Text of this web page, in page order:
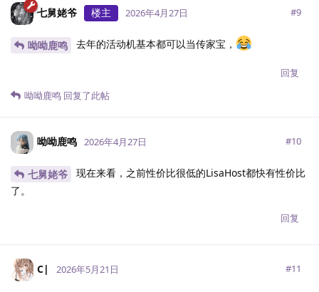
七舅姥爷 楼主 2026年4月27日 #9
呦呦鹿鸣 去年的活动机基本都可以当传家宝，
回复
呦呦鹿鸣 回复了此帖
呦呦鹿鸣 2026年4月27日 #10
七舅姥爷
现在来看，之前性价比很低的LisaHost都快有性价比
了。
回复
C| 2026年5月21日 #11